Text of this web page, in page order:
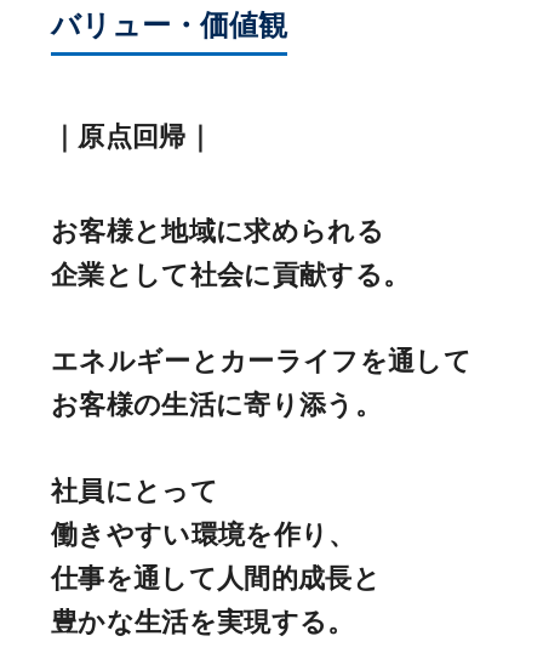
バリュー・価値観
｜原点回帰｜
お客様と地域に求められる
企業として社会に貢献する。
エネルギーとカーライフを通して
お客様の生活に寄り添う。
社員にとって
働きやすい環境を作り、
仕事を通して人間的成長と
豊かな生活を実現する。